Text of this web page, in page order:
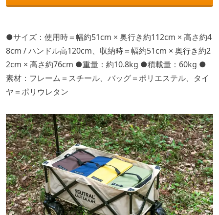
●サイズ：使用時＝幅約51cm × 奥行き約112cm × 高さ約4
8cm / ハンドル高120cm、収納時＝幅約51cm × 奥行き約2
2cm × 高さ約76cm ●重量：約10.8kg ●積載量：60kg ●
素材：フレーム＝スチール、バッグ＝ポリエステル、タイ
ヤ＝ポリウレタン